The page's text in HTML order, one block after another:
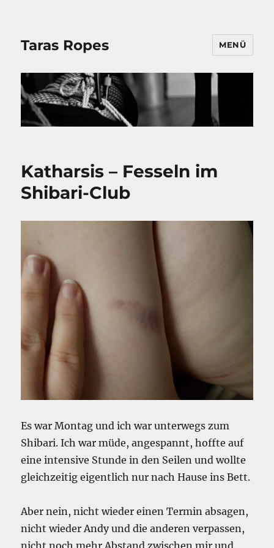
Taras Ropes MENÜ
Katharsis – Fesseln im
Shibari-Club
Es war Montag und ich war unterwegs zum
Shibari. Ich war müde, angespannt, hoffte auf
eine intensive Stunde in den Seilen und wollte
gleichzeitig eigentlich nur nach Hause ins Bett.
Aber nein, nicht wieder einen Termin absagen,
nicht wieder Andy und die anderen verpassen,